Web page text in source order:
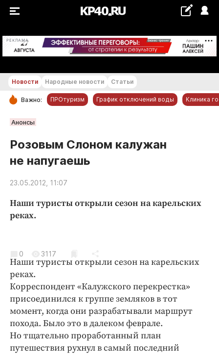
РЕКЛАМА +19...+20 °С
РУБРИКИ
Статьи
Народные новости
Благоустройство
Недвижимость и ЖКХ
Образование
Общество
Погода
Праздники
Происшествия
Спорт
Новости Народные новости Статьи
Важно: ПРОтуризм График отключений воды Клиника
Анонсы
Розовым Слоном калужан
не напугаешь
23.05.2012, 11:07
Наши туристы открыли сезон на карельских
реках.
0 3117
Наши туристы открыли сезон на карельских
реках.
Корреспондент «Калужского перекрестка»
присоединился к группе земляков в тот
момент, когда они разрабатывали маршрут
похода. Было это в далеком феврале.
Но тщательно проработанный план
путешествия рухнул в самый последний